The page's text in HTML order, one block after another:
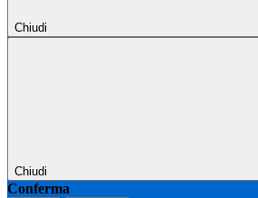
Chiudi
Chiudi
Conferma